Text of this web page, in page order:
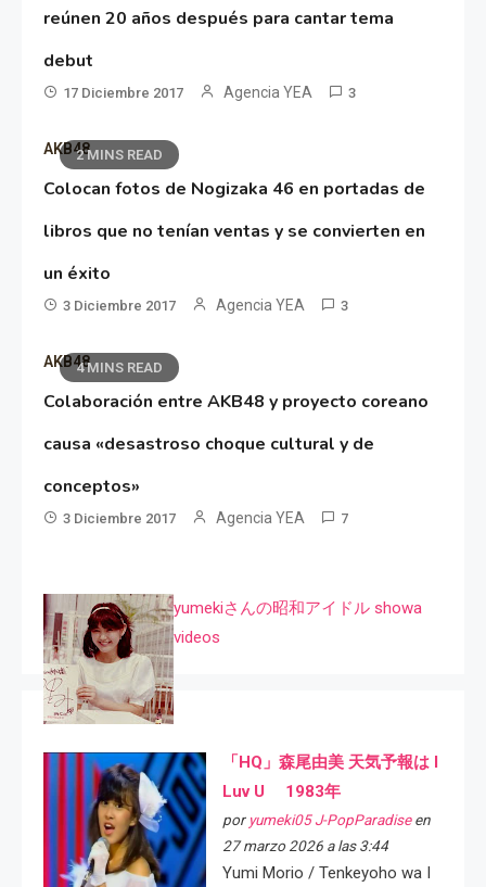
reúnen 20 años después para cantar tema
debut
17 Diciembre 2017 Agencia YEA 3
2 MINS READ
AKB48
Colocan fotos de Nogizaka 46 en portadas de
libros que no tenían ventas y se convierten en
un éxito
3 Diciembre 2017 Agencia YEA 3
4 MINS READ
AKB48
Colaboración entre AKB48 y proyecto coreano
causa «desastroso choque cultural y de
conceptos»
3 Diciembre 2017 Agencia YEA 7
yumekiさんの昭和アイドル showa
videos
「HQ」森尾由美 天気予報は I
Luv U 1983年
por yumeki05 J-PopParadiseen
27 marzo 2026 a las 3:44
Yumi Morio / Tenkeyoho wa I